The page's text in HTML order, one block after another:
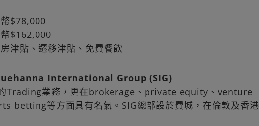
$78,000
$162,000
津貼、遷移津貼、免費餐飲
International Group (SIG)
Trading業務，更在brokerage、private equity、venture
betting等方面具有名氣。SIG總部設於費城，在倫敦及香港